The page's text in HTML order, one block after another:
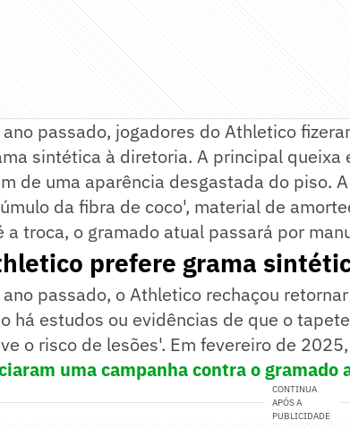
ano passado, jogadores do Athletico
sintética à diretoria. A principal queixa
de uma aparência desgastada do piso.
da fibra de coco', material de
a troca, o gramado atual passará por
prefere grama
ano passado, o Athletico rechaçou
há estudos ou evidências de que o
o risco de lesões'. Em fevereiro de 2025,
uma campanha contra o gramado
CONTINUA
APÓS A
PUBLICIDADE